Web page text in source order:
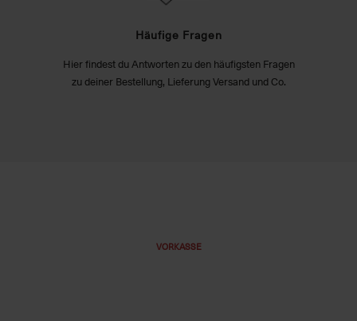
Häufige Fragen
Hier findest du Antworten zu den häufigsten Fragen
zu deiner Bestellung, Lieferung Versand und Co.
VORKASSE